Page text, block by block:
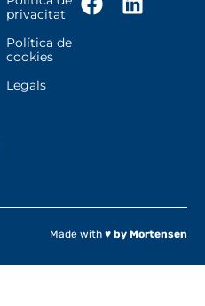
privacitat
Política de
cookies
Legals
Made with ♥ by Mortensen